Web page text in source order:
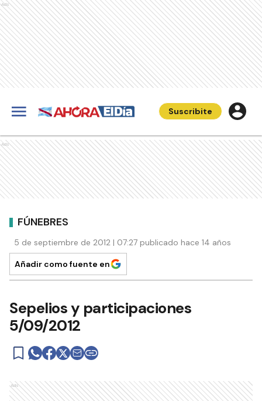
Ads
Suscribite
Ads
FÚNEBRES
5 de septiembre de 2012 | 07:27 publicado hace 14 años
Añadir como fuente en
Sepelios y participaciones
5/09/2012
Ads